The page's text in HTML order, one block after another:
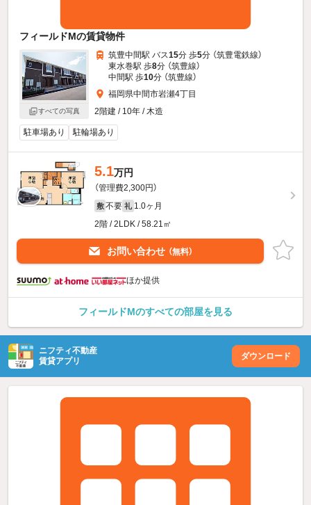
フィールドMの賃貸物件
すべての写真
筑豊中間駅 バス15分 歩5分 （筑豊電鉄線）
東水巻駅 歩8分 （筑豊線）
中間駅 歩10分 （筑豊線）
福岡県中間市岩瀬4丁目
2階建 / 10年 / 木造
駐車場あり 駐輪場あり
5.1万円
（管理費2,300円）
敷 不要 礼 1.0ヶ月
2階 / 2LDK / 58.21㎡
お問い合わせ （無料）
ほか提供
フィールドMのすべての部屋を見る
ニフティ不動産
賃貸アプリ
ダウンロード